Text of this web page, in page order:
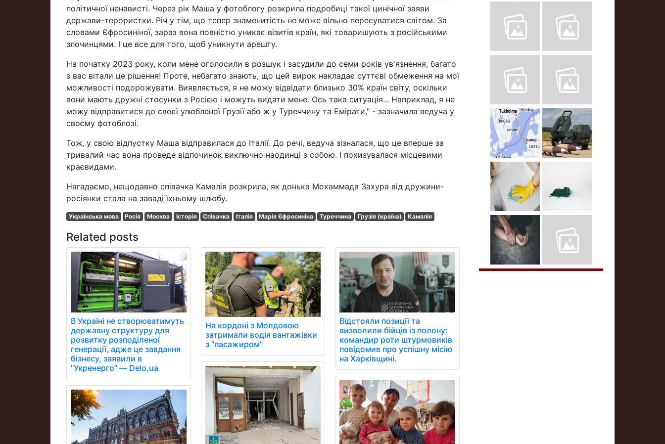
політичної ненависті. Через рік Маша у фотоблогу розкрила подробиці такої цинічної заяви
держави-терористки. Річ у тім, що тепер знаменитість не може вільно пересуватися світом. За
словами Єфросиніної, зараз вона повністю уникає візитів країн, які товаришують з російськими
злочинцями. І це все для того, щоб уникнути арешту.
На початку 2023 року, коли мене оголосили в розшук і засудили до семи років ув'язнення, багато
з вас вітали це рішення! Проте, небагато знають, що цей вирок накладає суттєві обмеження на мої
можливості подорожувати. Виявляється, я не можу відвідати близько 30% країн світу, оскільки
вони мають дружні стосунки з Росією і можуть видати мене. Ось така ситуація... Наприклад, я не
можу відправитися до своєї улюбленої Грузії або ж у Туреччину та Емірати," - зазначила ведуча у
своєму фотоблозі.
Тож, у свою відпустку Маша відправилася до Італії. До речі, ведуча зізналася, що це вперше за
тривалий час вона проведе відпочинок виключно наодинці з собою. І похизувалася місцевими
краєвидами.
Нагадаємо, нещодавно співачка Камалія розкрила, як донька Мохаммада Захура від дружини-
росіянки стала на заваді їхньому шлюбу.
Українська мова Росія Москва Історія Співачка Італія Марія Єфросиніна Туреччина Грузія (країна) Камалія
Related posts
В Україні не створюватимуть
державну структуру для
розвитку розподіленої
генерації, адже це завдання
бізнесу, заявили в
"Укренерго" — Delo.ua
На кордоні з Молдовою
затримали водія вантажівки
з "пасажиром"
Відстояли позиції та
визволили бійців із полону:
командир роти штурмовиків
повідомив про успішну місію
на Харківщині.